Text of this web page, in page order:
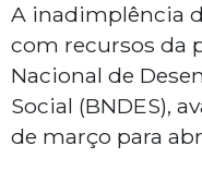
A inadimplência
com recursos da
Nacional de
Social (BNDES),
de março para